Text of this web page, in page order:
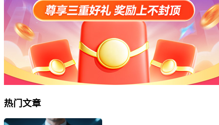
热门文章